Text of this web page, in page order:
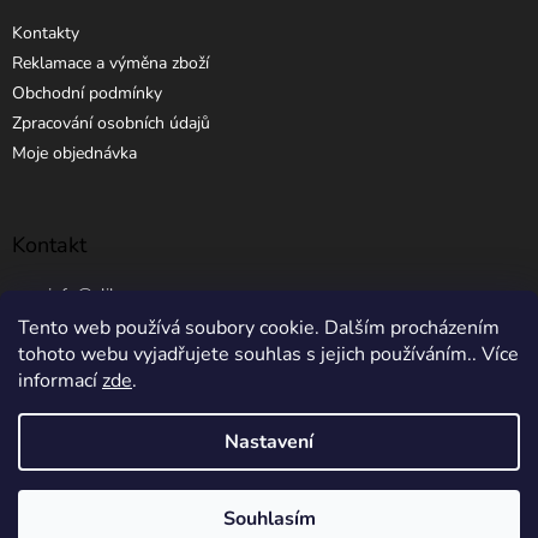
Tento web používá soubory cookie. Dalším procházením
tohoto webu vyjadřujete souhlas s jejich používáním.. Více
informacízde.
Nastavení
Souhlasím
Kontakty
Reklamace a výměna zboží
Obchodní podmínky
Zpracování osobních údajů
Moje objednávka
Kontakt
info @ elibros.cz
+420 734 184 444
eLibros.cz. Všechna práva vyhrazena.